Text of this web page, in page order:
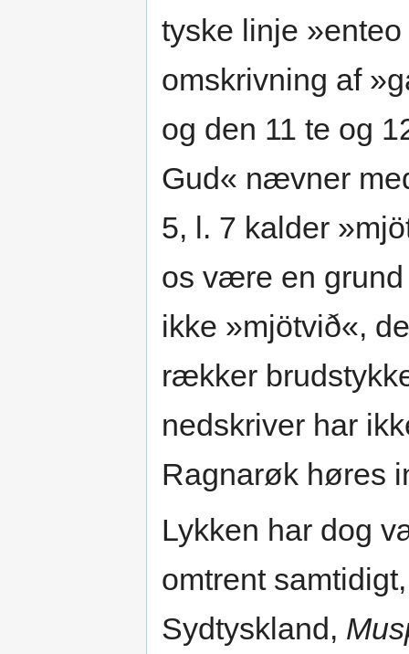
tyske linje
omskrivning af
og den 11 te og
Gud« nævner
5, l. 7 kalder
os være en
ikke »mjötvið«,
rækker
nedskriver har
Ragnarøk høres
Lykken har dog
omtrent
Sydtyskland,